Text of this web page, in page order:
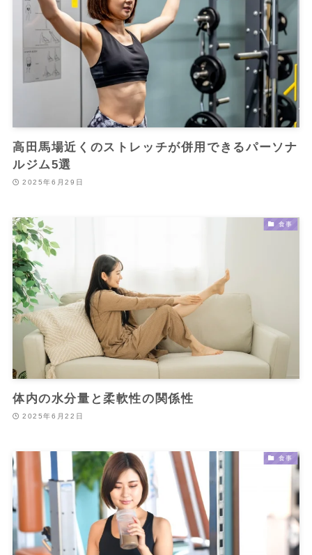
高田馬場近くのストレッチが併用できるパーソナ
ルジム5選
2025年6月29日
食事
体内の水分量と柔軟性の関係性
2025年6月22日
食事